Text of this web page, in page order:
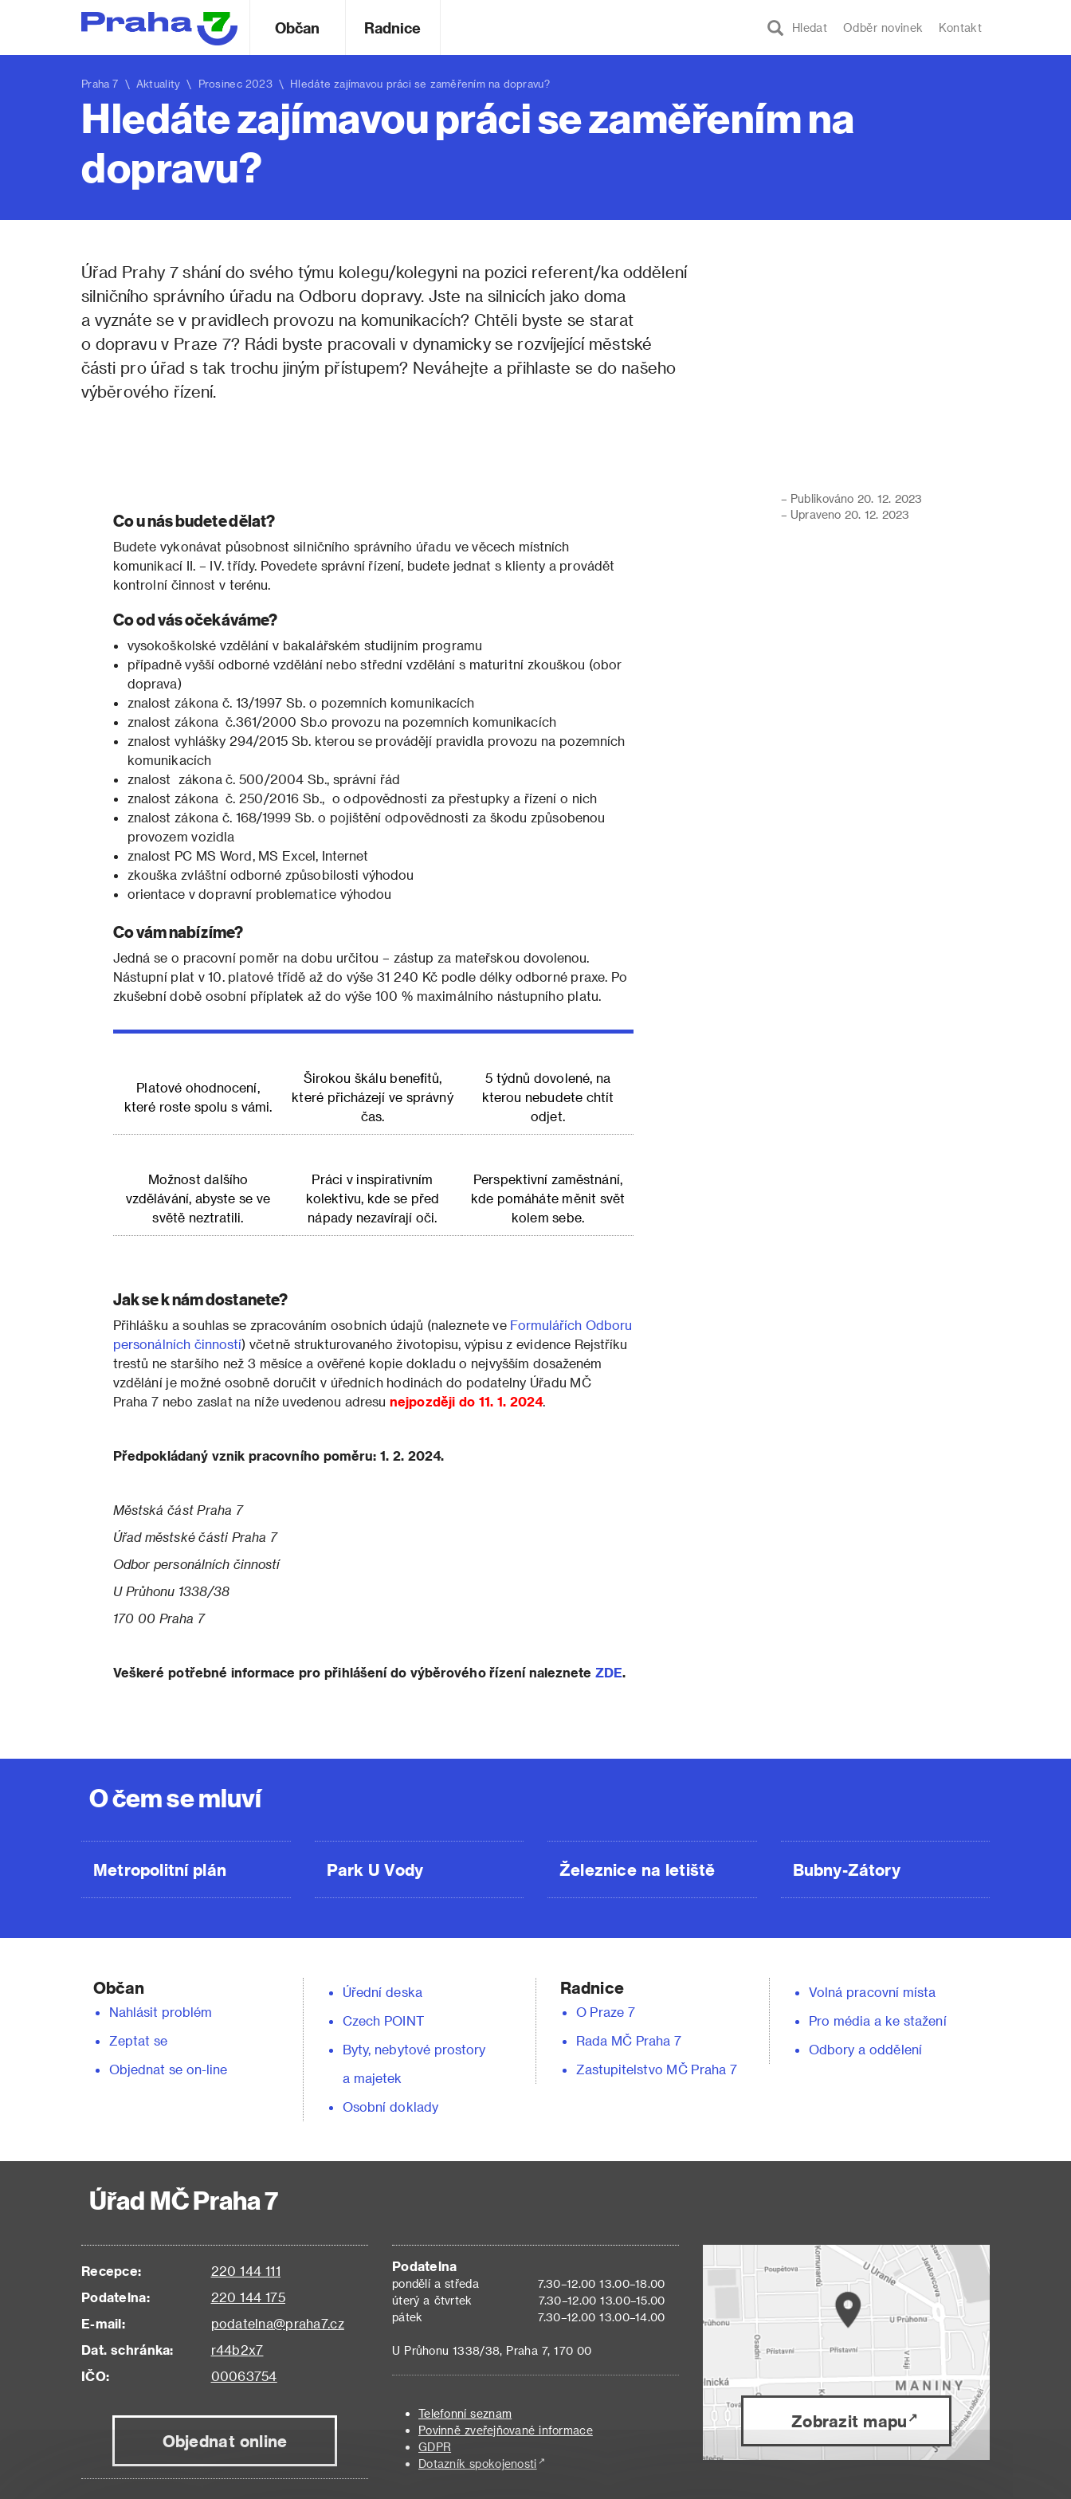
Hledat Odběr novinek Kontakt
Občan Radnice
Praha 7 \ Aktuality \ Prosinec 2023 \ Hledáte zajímavou práci se zaměřením na dopravu?
Hledáte zajímavou práci se zaměřením na
dopravu?
Úřad Prahy 7 shání do svého týmu kolegu/kolegyni na pozici referent/ka oddělení
silničního správního úřadu na Odboru dopravy. Jste na silnicích jako doma
a vyznáte se v pravidlech provozu na komunikacích? Chtěli byste se starat
o dopravu v Praze 7? Rádi byste pracovali v dynamicky se rozvíjející městské
části pro úřad s tak trochu jiným přístupem? Neváhejte a přihlaste se do našeho
výběrového řízení.
Co u nás budete dělat?
Budete vykonávat působnost silničního správního úřadu ve věcech místních
komunikací II. – IV. třídy. Povedete správní řízení, budete jednat s klienty a provádět
kontrolní činnost v terénu.
Co od vás očekáváme?
vysokoškolské vzdělání v bakalářském studijním programu
případně vyšší odborné vzdělání nebo střední vzdělání s maturitní zkouškou (obor
doprava)
znalost zákona č. 13/1997 Sb. o pozemních komunikacích
znalost zákona č.361/2000 Sb.o provozu na pozemních komunikacích
znalost vyhlášky 294/2015 Sb. kterou se provádějí pravidla provozu na pozemních
komunikacích
znalost zákona č. 500/2004 Sb., správní řád
znalost zákona č. 250/2016 Sb., o odpovědnosti za přestupky a řízení o nich
znalost zákona č. 168/1999 Sb. o pojištění odpovědnosti za škodu způsobenou
provozem vozidla
znalost PC MS Word, MS Excel, Internet
zkouška zvláštní odborné způsobilosti výhodou
orientace v dopravní problematice výhodou
Co vám nabízíme?
Jedná se o pracovní poměr na dobu určitou – zástup za mateřskou dovolenou.
Nástupní plat v 10. platové třídě až do výše 31 240 Kč podle délky odborné praxe. Po
zkušební době osobní příplatek až do výše 100 % maximálního nástupního platu.
Platové ohodnocení,
které roste spolu s vámi.
Širokou škálu benefitů,
které přicházejí ve správný
čas.
5 týdnů dovolené, na
kterou nebudete chtít
odjet.
Možnost dalšího
vzdělávání, abyste se ve
světě neztratili.
Práci v inspirativním
kolektivu, kde se před
nápady nezavírají oči.
Perspektivní zaměstnání,
kde pomáháte měnit svět
kolem sebe.
Jak se k nám dostanete?
Přihlášku a souhlas se zpracováním osobních údajů (naleznete ve Formulářích Odboru
personálních činností) včetně strukturovaného životopisu, výpisu z evidence Rejstříku
trestů ne staršího než 3 měsíce a ověřené kopie dokladu o nejvyšším dosaženém
vzdělání je možné osobně doručit v úředních hodinách do podatelny Úřadu MČ
Praha 7 nebo zaslat na níže uvedenou adresunejpozději do 11. 1. 2024.
Předpokládaný vznik pracovního poměru: 1. 2. 2024.
Městská část Praha 7
Úřad městské části Praha 7
Odbor personálních činností
U Průhonu 1338/38
170 00 Praha 7
Veškeré potřebné informace pro přihlášení do výběrového řízení nalezneteZDE.
– Publikováno 20. 12. 2023
– Upraveno 20. 12. 2023
O čem se mluví
Metropolitní plán Park U Vody Železnice na letiště Bubny-Zátory
Občan
Nahlásit problém
Zeptat se
Objednat se on-line
Úřední deska
Czech POINT
Byty, nebytové prostory
a majetek
Osobní doklady
Radnice
O Praze 7
Rada MČ Praha 7
Zastupitelstvo MČ Praha 7
Volná pracovní místa
Pro média a ke stažení
Odbory a oddělení
Úřad MČ Praha 7
Recepce:
220 144 111
Podatelna:
220 144 175
E-mail:
podatelna@praha7.cz
Dat. schránka:
r44b2x7
IČO:
00063754
Objednat online
Podatelna
pondělí a středa
7.30–12.00 13.00–18.00
úterý a čtvrtek
7.30–12.00 13.00–15.00
pátek
7.30–12.00 13.00–14.00
U Průhonu 1338/38, Praha 7, 170 00
Telefonní seznam
Povinně zveřejňované informace
GDPR
Dotazník spokojenosti
Zobrazit mapu